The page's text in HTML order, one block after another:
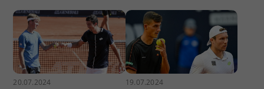
20.07.2024 19.07.2024